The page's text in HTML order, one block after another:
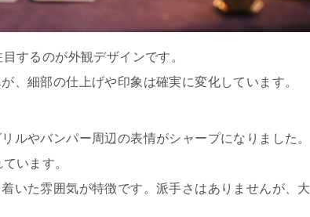
するのが外観デザインです。
、細部の仕上げや印象は確実に変化しています。
ルやバンパー周辺の表情がシャープになりました。
います。
いた雰囲気が特徴です。派手さはありませんが、大